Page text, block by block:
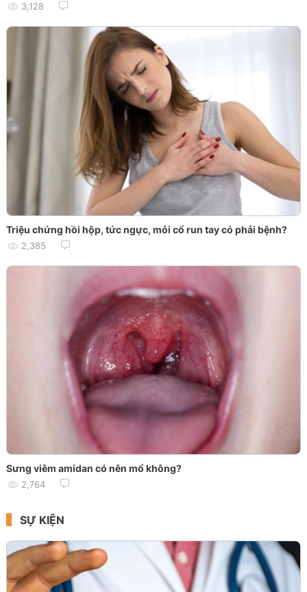
3,128
Triệu chứng hồi hộp, tức ngực, mỏi cổ run tay có phải bệnh?
2,385
Sưng viêm amidan có nên mổ không?
2,764
SỰ KIỆN